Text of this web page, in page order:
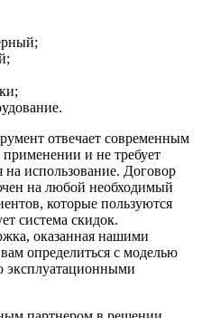
отвечает современным
применении и не требует
на использование. Договор
на любой необходимый
которые пользуются
система скидок.
оказанная нашими
определиться с моделью
эксплуатационными